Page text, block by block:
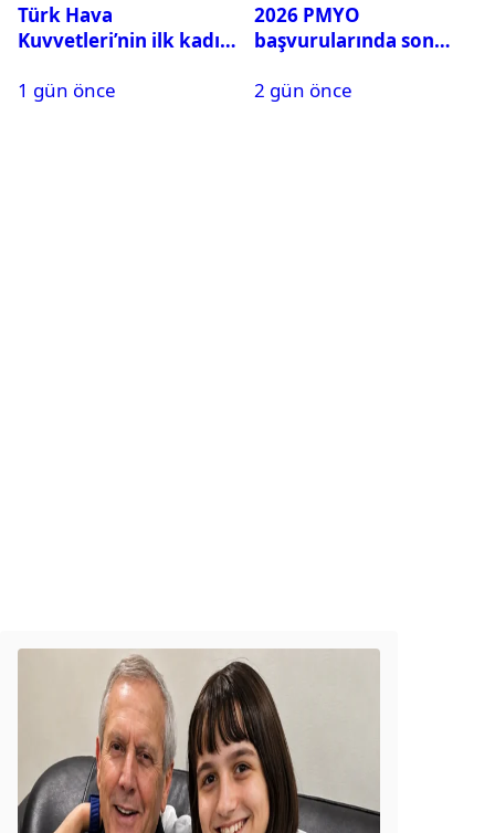
Türk Hava
Kuvvetleri’nin ilk kadın
Karapınar hakkında
1 gün önce
2026 PMYO
başvurularında son
2 gün önce